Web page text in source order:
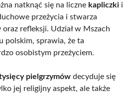
natknąć się na liczne kapliczki i
przeżycia i stwarza
refleksji. Udział w Mszach
polskim, sprawia, że ta
osobistym przeżyciem.
pielgrzymów decyduje się
jej religijny aspekt, ale także